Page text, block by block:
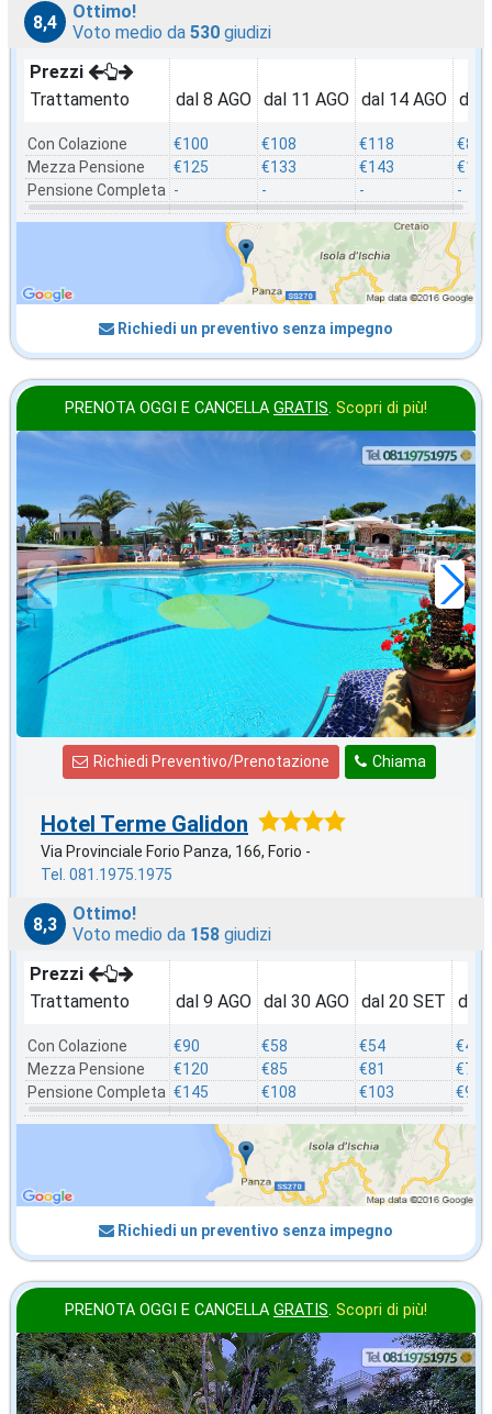
8,4
Ottimo!
Voto medio da 530 giudizi
Prezzi
Trattamento
Con Colazione
Mezza Pensione
Pensione Completa
dal 8 AGO
€100
€125
-
dal 11 AGO
€108
€133
-
dal 14 AGO
€118
€143
-
dal
€80
€105
-
Richiedi un preventivo senza impegno
PRENOTA OGGI E CANCELLA GRATIS. Scopri di più!
2026 FERRAGOSTO
in offerta da
€90,00
a notte
Chiama
Richiedi Preventivo/Prenotazione
Hotel Terme Galidon
Via Provinciale Forio Panza, 166, Forio -
Tel. 081.1975.1975
8,3
Ottimo!
Voto medio da 158 giudizi
Prezzi
Trattamento
Con Colazione
Mezza Pensione
Pensione Completa
dal 9 AGO
€90
€120
€145
dal 30 AGO
€58
€85
€108
dal 20 SET
€54
€81
€103
dal
€49
€76
€92
Richiedi un preventivo senza impegno
PRENOTA OGGI E CANCELLA GRATIS. Scopri di più!
2026 FERRAGOSTO